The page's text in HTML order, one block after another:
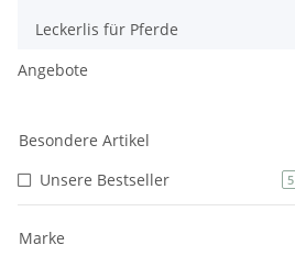
Leckerlis für Pferde
Angebote
Besondere Artikel
Unsere Bestseller
5
Marke